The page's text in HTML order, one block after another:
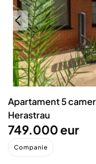
Servicii
Animale de
Afaceri și
Inchiriere Bunuri si
Utilaje agricole si
Piese auto si
Dacia Duster
Apartament 5
Herastrau
749.000 eur
Companie